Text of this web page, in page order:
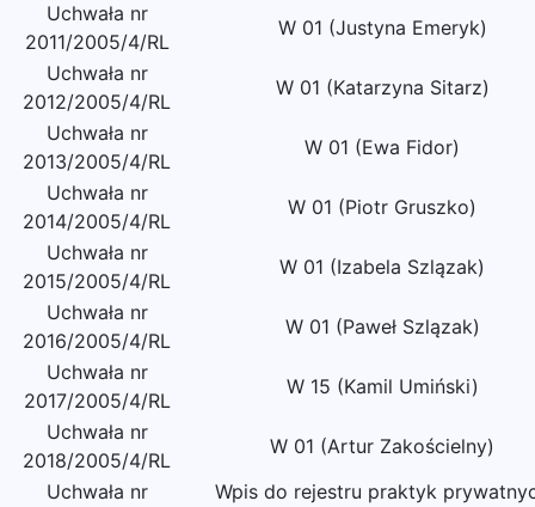
Uchwała nr
2011/2005/4/RL
W 01 (Justyna Emeryk)
Uchwała nr
2012/2005/4/RL
W 01 (Katarzyna Sitarz)
Uchwała nr
2013/2005/4/RL
W 01 (Ewa Fidor)
Uchwała nr
2014/2005/4/RL
W 01 (Piotr Gruszko)
Uchwała nr
2015/2005/4/RL
W 01 (Izabela Szlązak)
Uchwała nr
2016/2005/4/RL
W 01 (Paweł Szlązak)
Uchwała nr
2017/2005/4/RL
W 15 (Kamil Umiński)
Uchwała nr
2018/2005/4/RL
W 01 (Artur Zakościelny)
Uchwała nr
Wpis do rejestru praktyk